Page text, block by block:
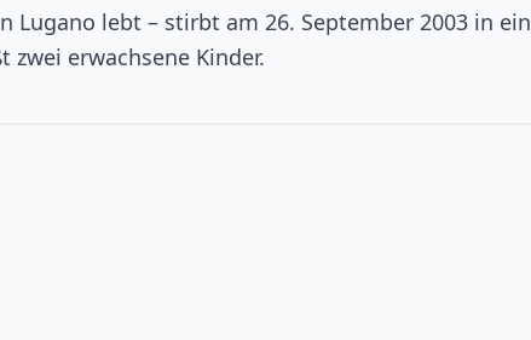
Lugano lebt – stirbt am 26. September 2003 in
erwachsene Kinder.